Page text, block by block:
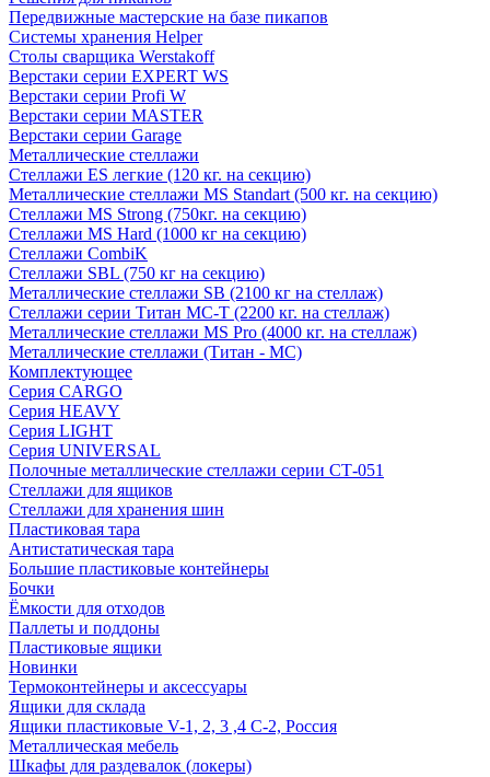
Передвижные мастерские на базе пикапов
Системы хранения Helper
Столы сварщика Werstakoff
Верстаки серии EXPERT WS
Верстаки серии Profi W
Верстаки серии MASTER
Верстаки серии Garage
Металлические стеллажи
Стеллажи ES легкие (120 кг. на секцию)
Металлические стеллажи MS Standart (500 кг. на секцию)
Стеллажи MS Strong (750кг. на секцию)
Стеллажи MS Hard (1000 кг на секцию)
Стеллажи CombiK
Стеллажи SBL (750 кг на секцию)
Металлические стеллажи SB (2100 кг на стеллаж)
Стеллажи серии Титан МС-Т (2200 кг. на стеллаж)
Металлические стеллажи MS Pro (4000 кг. на стеллаж)
Металлические стеллажи (Титан - МС)
Комплектующее
Серия CARGO
Серия HEAVY
Серия LIGHT
Серия UNIVERSAL
Полочные металлические стеллажи серии СТ-051
Стеллажи для ящиков
Стеллажи для хранения шин
Пластиковая тара
Антистатическая тара
Большие пластиковые контейнеры
Бочки
Ёмкости для отходов
Паллеты и поддоны
Пластиковые ящики
Новинки
Термоконтейнеры и аксессуары
Ящики для склада
Ящики пластиковые V-1, 2, 3 ,4 С-2, Россия
Металлическая мебель
Шкафы для раздевалок (локеры)